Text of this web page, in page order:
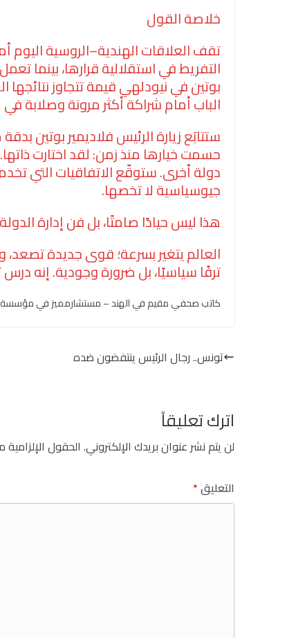
خلاصة القول
تقف العلاقات الهندية–الروسية
التفريط في استقلالية قرارها، بينما
بوتين في نيودلهي قيمة تتجاوز
الباب أمام شراكة أكثر مرونة وصلابة
ستتابَع زيارة الرئيس فلاديمير بوتين
حسمت خيارها منذ زمن: لقد اختارت
دولة أخرى. ستوقّع الاتفاقيات التي
جيوسياسية لا تخصها.
هذا ليس حيادًا صامتًا، بل فن إدارة
العالم يتغير بسرعة؛ قوى جديدة تصعد،
ترفًا سياسيًا، بل ضرورة وجودية. إنه درس
كاتب صحفي مقيم في الهند – مستشارمميز في مؤسسة
تونس.. رجال الرئيس ينتفضون ضده
اترك تعليقاً
لن يتم نشر عنوان بريدك الإلكتروني. الحقول الإلزامية
التعليق*